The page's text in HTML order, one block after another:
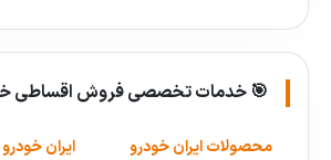
🎯 خدمات تخصصی فروش اقساطی
محصولات ایران خودرو ایران